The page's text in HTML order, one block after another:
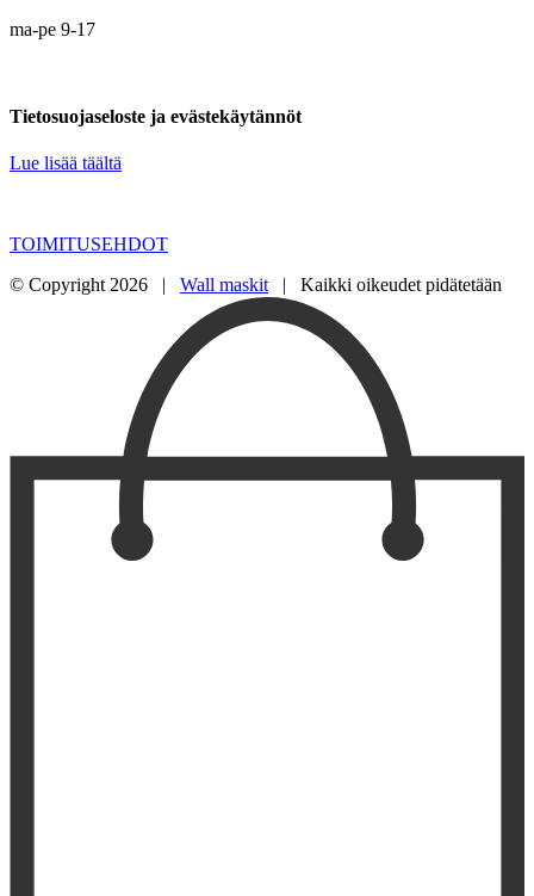
ma-pe 9-17
Tietosuojaseloste ja evästekäytännöt
Lue lisää täältä
TOIMITUSEHDOT
© Copyright 2026 | Wall maskit | Kaikki oikeudet pidätetään